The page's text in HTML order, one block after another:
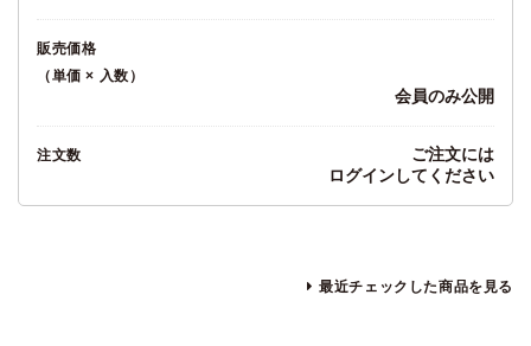
販売価格
（単価 × 入数）
会員のみ公開
注文数
ご注文には
ログインしてください
最近チェックした商品を見る